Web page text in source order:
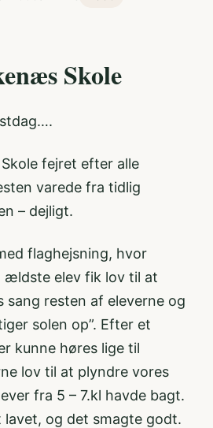
Skole
fejret efter alle
varede fra tidlig
– dejligt.
flaghejsning, hvor
ældste elev fik lov til at
sang resten af eleverne og
solen op”. Efter et
kunne høres lige til
lov til at plyndre vores
fra 5 – 7.kl havde bagt.
og det smagte godt.